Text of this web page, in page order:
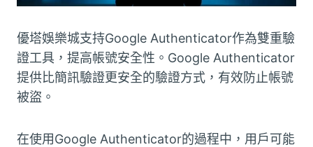
優塔娛樂城支持Google Authenticator作為雙重驗
證工具，提高帳號安全性。Google Authenticator
提供比簡訊驗證更安全的驗證方式，有效防止帳號
被盜。
在使用Google Authenticator的過程中，用戶可能